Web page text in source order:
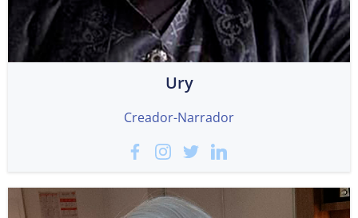
Ury
Creador-Narrador